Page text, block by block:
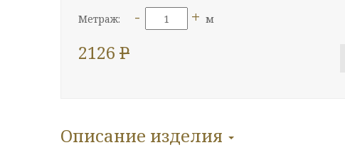
Метраж: - + м
2126 P
Описание изделия